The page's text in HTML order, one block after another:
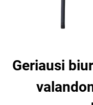
Geriausi